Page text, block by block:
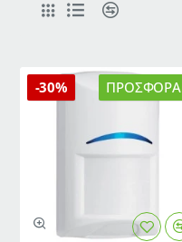
ΠΡΟΣΦΟΡΆ
-30%